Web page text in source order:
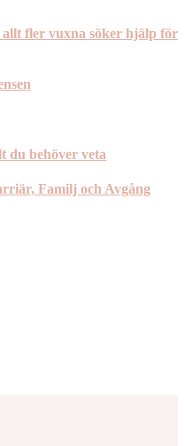
fler vuxna söker hjälp för
du behöver veta
Familj och Avgång